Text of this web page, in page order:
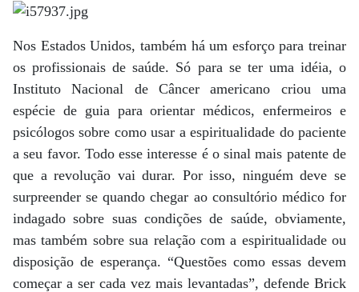
Nos Estados Unidos, também há um esforço para treinar
os profissionais de saúde. Só para se ter uma idéia, o
Instituto Nacional de Câncer americano criou uma
espécie de guia para orientar médicos, enfermeiros e
psicólogos sobre como usar a espiritualidade do paciente
a seu favor. Todo esse interesse é o sinal mais patente de
que a revolução vai durar. Por isso, ninguém deve se
surpreender se quando chegar ao consultório médico for
indagado sobre suas condições de saúde, obviamente,
mas também sobre sua relação com a espiritualidade ou
disposição de esperança. “Questões como essas devem
começar a ser cada vez mais levantadas”, defende Brick